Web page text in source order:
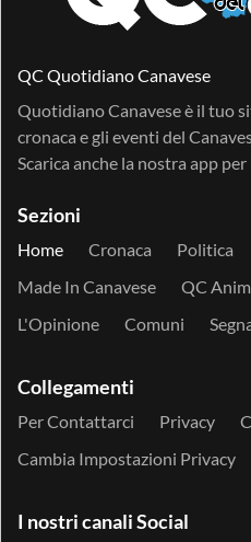
QC Quotidiano Canavese
Quotidiano Canavese è il tuo
cronaca e gli eventi del
Scarica anche la nostra app per
Sezioni
Home Cronaca Politica
Made In Canavese
QC
L'Opinione
Comuni
Collegamenti
Per Contattarci Privacy
Cambia Impostazioni Privacy
I nostri canali Social